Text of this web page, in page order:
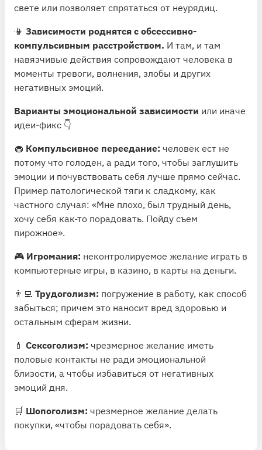
свете или позволяет спрятаться от неурядиц.
📳 Зависимости роднятся с обсессивно-
компульсивным расстройством. И там, и там
навязчивые действия сопровождают человека в
моменты тревоги, волнения, злобы и других
негативных эмоций.
Варианты эмоциональной зависимости или иначе
идеи-фикс 👇
🧁 Компульсивное переедание: человек ест не
потому что голоден, а ради того, чтобы заглушить
эмоции и почувствовать себя лучше прямо сейчас.
Пример патологической тяги к сладкому, как
частного случая: «Мне плохо, был трудный день,
хочу себя как-то порадовать. Пойду съем
пирожное».
🎮 Игромания: неконтролируемое желание играть в
компьютерные игры, в казино, в карты на деньги.
👨‍💻 Трудоголизм: погружение в работу, как способ
забыться; причем это наносит вред здоровью и
остальным сферам жизни.
💄 Сексоголизм: чрезмерное желание иметь
половые контакты не ради эмоциональной
близости, а чтобы избавиться от негативных
эмоций дня.
🛒 Шопоголизм: чрезмерное желание делать
покупки, «чтобы порадовать себя».